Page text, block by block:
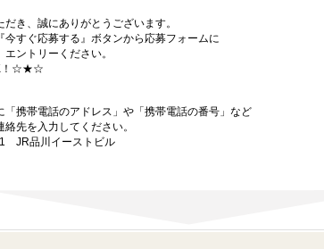
き、誠にありがとうございます。
今すぐ応募する』ボタンから応募フォームに
ントリーください。
！☆★☆
「携帯電話のアドレス」や「携帯電話の番号」など
先を入力してください。
JR品川イーストビル